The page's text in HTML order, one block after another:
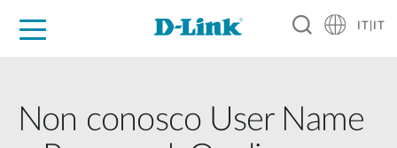
IT|IT
Non conosco User Name